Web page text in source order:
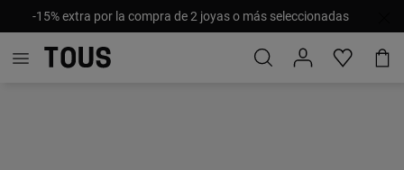
-15% extra por la compra de 2 joyas o más seleccionadas